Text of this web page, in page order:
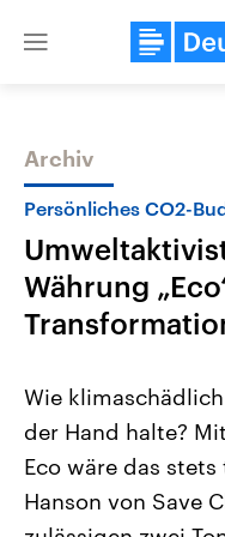
Close
Themen
2026
Alle Informationen
Sachsen-Anhalt wählt
September 2026 einen
Landtag. Seit 2021 wird
Bundesland von einer
Archiv
Persönliches CO2-
Währung
Wie
der Hand halte?
Eco wäre das
Hanson von Save